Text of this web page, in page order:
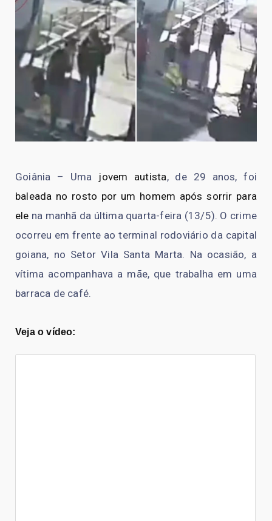
Goiânia – Uma jovem autista, de 29 anos, foi
baleada no rosto por um homem após sorrir para
ele na manhã da última quarta-feira (13/5). O crime
ocorreu em frente ao terminal rodoviário da capital
goiana, no Setor Vila Santa Marta. Na ocasião, a
vítima acompanhava a mãe, que trabalha em uma
barraca de café.
Veja o vídeo: